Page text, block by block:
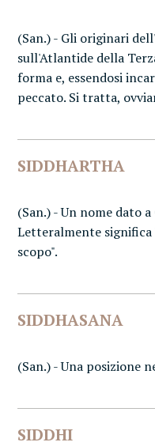
(San.) - Gli originari
sull'Atlantide della
forma e, essendosi
peccato. Si tratta,
SIDDHARTHA
(San.) - Un nome dato
Letteralmente significa
scopo".
SIDDHASANA
(San.) - Una posizione
SIDDHI